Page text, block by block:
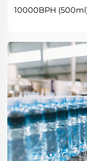
10000BPH